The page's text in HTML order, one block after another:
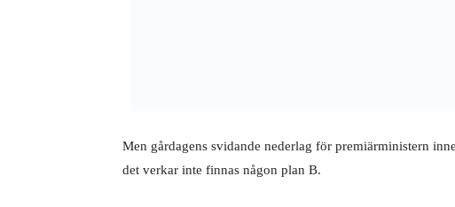
Men gårdagens svidande nederlag för premiärministern
det verkar inte finnas någon plan B.